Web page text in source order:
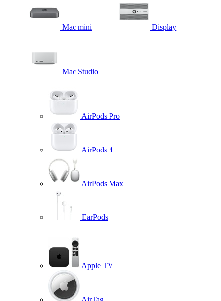
Mac mini Display
Mac Studio
AirPods Pro
AirPods 4
AirPods Max
EarPods
Apple TV